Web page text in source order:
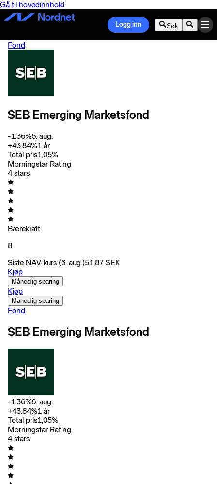
Gå til hovedinnhold
Logg inn Søk
Fond
SEB Emerging Marketsfond
-1.36%6. aug.
+43.84%1 år
Total pris1,05%
Morningstar Rating
4 stars
Bærekraft
8
Siste NAV-kurs (6. aug.)51,87 SEK
Kjøp
Månedlig sparing
Kjøp
Månedlig sparing
Fond
SEB Emerging Marketsfond
-1.36%6. aug.
+43.84%1 år
Total pris1,05%
Morningstar Rating
4 stars